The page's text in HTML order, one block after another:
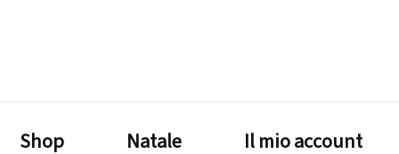
Shop Natale Il mio account